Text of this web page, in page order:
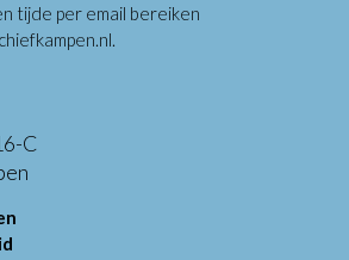
tijde per email bereiken
.
C